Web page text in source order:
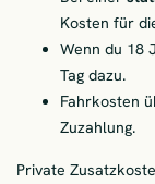
Kosten für
Wenn du 18
Tag dazu.
Fahrkosten
Zuzahlung.
Private